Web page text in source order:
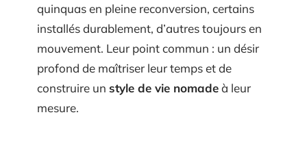
quinquas en pleine reconversion, certains
installés durablement, d’autres toujours en
mouvement. Leur point commun : un désir
profond de maîtriser leur temps et de
construire un style de vie nomadeà leur
mesure.